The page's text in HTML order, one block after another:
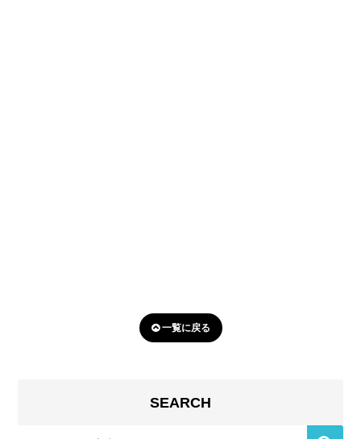
一覧に戻る
SEARCH